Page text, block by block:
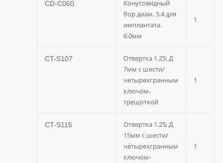
CD-C060
Конусовидный
бор диам. 5.4 для
имплантата.
6.0мм
1
CT-S107
Отвертка 1.25; Д
7мм с шести/
четырехгранным
ключом-
трещоткой
1
CT-S115
Отвертка 1.25; Д
15мм с шести/
четырехгранным
ключом-
1